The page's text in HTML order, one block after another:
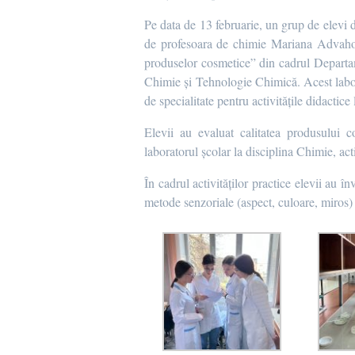
Pe data de 13 februarie, un grup de
de profesoara de chimie Mariana
produselor cosmetice” din cadrul
Chimie și Tehnologie Chimică. Acest
de specialitate pentru activitățile didactice
Elevii au evaluat calitatea produsului
laboratorul școlar la disciplina Chimie,
În cadrul activităților practice elevii au
metode senzoriale (aspect, culoare,